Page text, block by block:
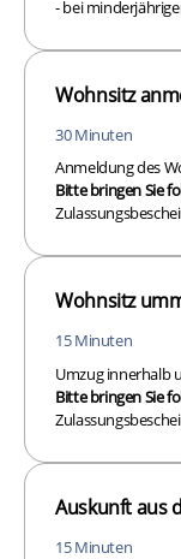
- bei
Wohnsitz
30 Minuten
Anmeldung des
Bitte bringen Sie
Wohnsitz
15 Minuten
Umzug innerhalb
Bitte bringen Sie
Auskunft aus
15 Minuten